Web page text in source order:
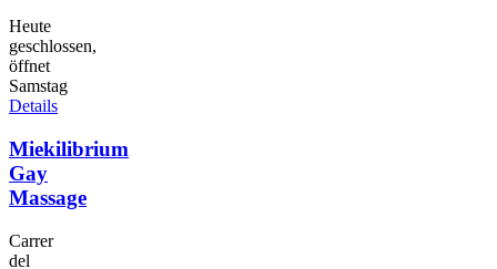
Heute
geschlossen,
öffnet
Samstag
Details
Miekilibrium
Gay
Massage
Carrer
del